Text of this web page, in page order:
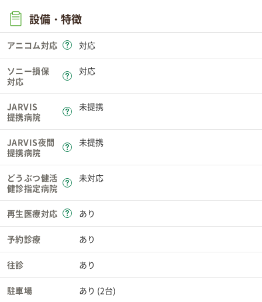
設備・特徴
アニコム対応 対応
ソニー損保
対応
対応
JARVIS
提携病院
未提携
JARVIS夜間
提携病院
未提携
どうぶつ健活
健診指定病院
未対応
再生医療対応 あり
予約診療 あり
往診 あり
駐車場 あり (2台)